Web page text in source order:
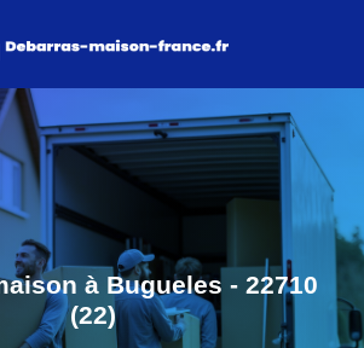
à Bugueles - 22710
(22)